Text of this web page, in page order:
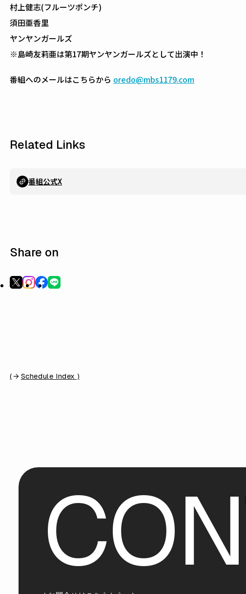
村上健志(フルーツポンチ)
須田亜香里
ヤンヤンガールズ
※島崎友莉亜は第17期ヤンヤンガールズとして出演中！
番組へのメールはこちらから oredo@mbs1179.com
Related Links
番組公式X
Share on
( Schedule Index )
CON